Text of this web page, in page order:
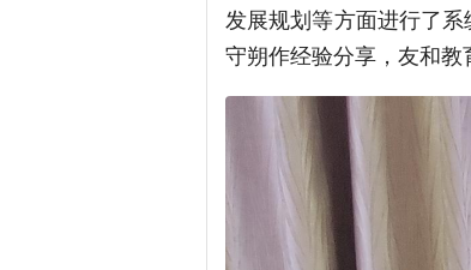
发展规划等方面进行了
守朔作经验分享，友和教